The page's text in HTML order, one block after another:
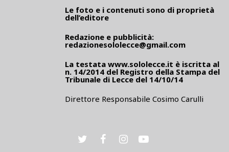
Le foto e i contenuti sono di proprietà
dell’editore
Redazione e pubblicità:
redazionesololecce@gmail.com
La testata www.sololecce.it è iscritta al
n. 14/2014 del Registro della Stampa del
Tribunale di Lecce del 14/10/14
Direttore Responsabile Cosimo Carulli